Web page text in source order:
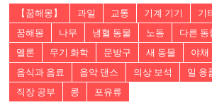
【꿈해몽】 과일 교통 기계 기기 기
꿈해몽
나무 냉혈 동물 노동 다른 동
멜론
무기 화학 문방구 새 동물 야채
음식과 음료
음악 댄스 의상 보석 일 용
직장 공부
콩 포유류